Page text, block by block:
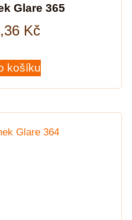
Glare 365
Kč
košíku